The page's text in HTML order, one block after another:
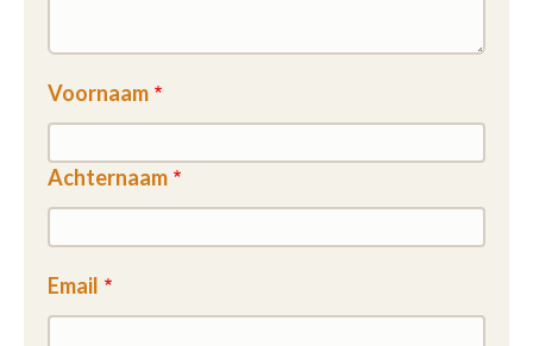
Voornaam
Achternaam
Email